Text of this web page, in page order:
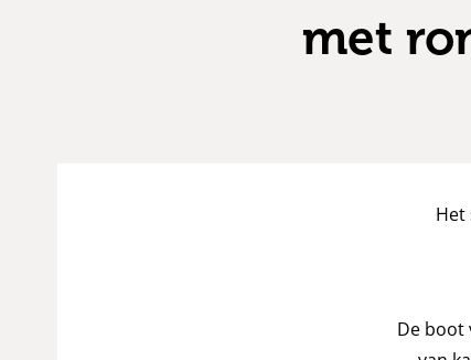
met
Het
De boot